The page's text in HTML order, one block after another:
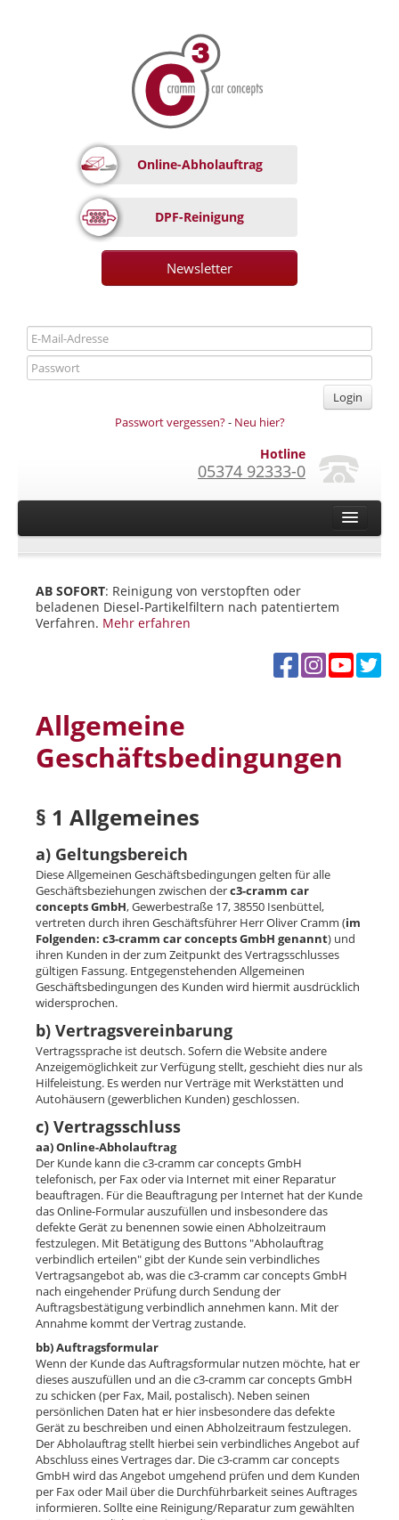
Online-Abholauftrag
DPF-Reinigung
Newsletter
Login
Passwort vergessen?- Neu hier?
Hotline
05374 92333-0
Home
DPF-Reinigung
Privatpersonen
Videos
News
Deutsch
Français
English
AB SOFORT: Reinigung von verstopften oder
beladenen Diesel-Partikelfiltern nach patentiertem
Verfahren. Mehr erfahren
Allgemeine
Geschäftsbedingungen
§ 1 Allgemeines
a) Geltungsbereich
Diese Allgemeinen Geschäftsbedingungen gelten für alle
Geschäftsbeziehungen zwischen derc3-cramm car
concepts GmbH, Gewerbestraße 17, 38550 Isenbüttel,
vertreten durch ihren Geschäftsführer Herr Oliver Cramm (im
Folgenden: c3-cramm car concepts GmbH genannt) und
ihren Kunden in der zum Zeitpunkt des Vertragsschlusses
gültigen Fassung. Entgegenstehenden Allgemeinen
Geschäftsbedingungen des Kunden wird hiermit ausdrücklich
widersprochen.
b) Vertragsvereinbarung
Vertragssprache ist deutsch. Sofern die Website andere
Anzeigemöglichkeit zur Verfügung stellt, geschieht dies nur als
Hilfeleistung. Es werden nur Verträge mit Werkstätten und
Autohäusern (gewerblichen Kunden) geschlossen.
c) Vertragsschluss
aa) Online-Abholauftrag
Der Kunde kann die c3-cramm car concepts GmbH
telefonisch, per Fax oder via Internet mit einer Reparatur
beauftragen. Für die Beauftragung per Internet hat der Kunde
das Online-Formular auszufüllen und insbesondere das
defekte Gerät zu benennen sowie einen Abholzeitraum
festzulegen. Mit Betätigung des Buttons "Abholauftrag
verbindlich erteilen" gibt der Kunde sein verbindliches
Vertragsangebot ab, was die c3-cramm car concepts GmbH
nach eingehender Prüfung durch Sendung der
Auftragsbestätigung verbindlich annehmen kann. Mit der
Annahme kommt der Vertrag zustande.
bb) Auftragsformular
Wenn der Kunde das Auftragsformular nutzen möchte, hat er
dieses auszufüllen und an die c3-cramm car concepts GmbH
zu schicken (per Fax, Mail, postalisch). Neben seinen
persönlichen Daten hat er hier insbesondere das defekte
Gerät zu beschreiben und einen Abholzeitraum festzulegen.
Der Abholauftrag stellt hierbei sein verbindliches Angebot auf
Abschluss eines Vertrages dar. Die c3-cramm car concepts
GmbH wird das Angebot umgehend prüfen und dem Kunden
per Fax oder Mail über die Durchführbarkeit seines Auftrages
informieren. Sollte eine Reinigung/Reparatur zum gewählten